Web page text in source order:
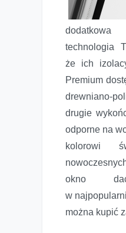
technologia
że ich
Premium
drugie
odporne na
kolorowi
okno
w
można kupić